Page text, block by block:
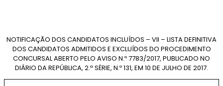
NOTIFICAÇÃO DOS CANDIDATOS INCLUÍDOS – VII – LISTA DEFINITIVA
DOS CANDIDATOS ADMITIDOS E EXCLUÍDOS DO PROCEDIMENTO
CONCURSAL ABERTO PELO AVISO N.º 7783/2017, PUBLICADO NO
DIÁRIO DA REPÚBLICA, 2.ª SÉRIE, N.º 131, EM 10 DE JULHO DE 2017.